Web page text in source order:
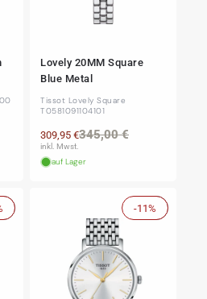
Lovely 20MM Square
Blue Metal
Tissot Lovely Square
T0581091104101
Normaler
345,00 €
309,95 €
inkl. Mwst.
auf Lager
Sale
-11%